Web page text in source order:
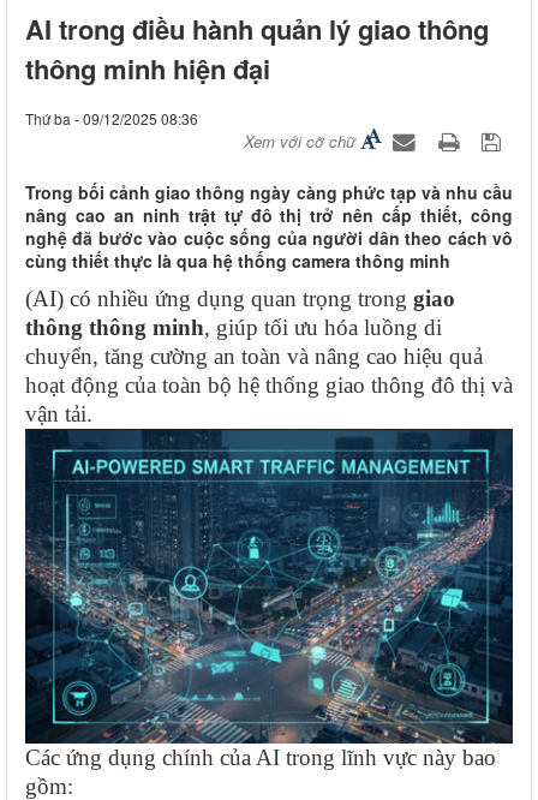
AI trong điều hành quản lý giao thông
thông minh hiện đại
Thứ ba - 09/12/2025 08:36
Xem với cỡ chữ
Trong bối cảnh giao thông ngày càng phức tạp và nhu cầu
nâng cao an ninh trật tự đô thị trở nên cấp thiết, công
nghệ đã bước vào cuộc sống của người dân theo cách vô
cùng thiết thực là qua hệ thống camera thông minh
(AI) có nhiều ứng dụng quan trọng trong giao
thông thông minh, giúp tối ưu hóa luồng di
chuyển, tăng cường an toàn và nâng cao hiệu quả
hoạt động của toàn bộ hệ thống giao thông đô thị và
vận tải.
Các ứng dụng chính của AI trong lĩnh vực này bao
gồm: